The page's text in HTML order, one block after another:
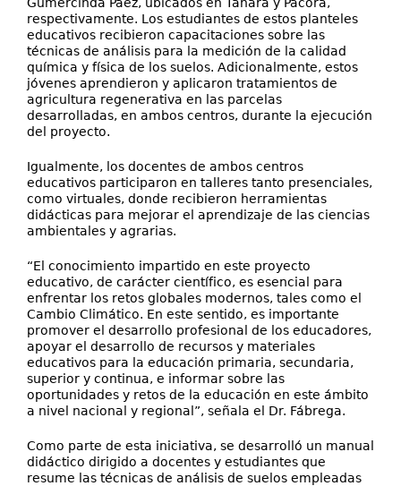
respectivamente. Los estudiantes de estos planteles
educativos recibieron capacitaciones sobre las
técnicas de análisis para la medición de la calidad
química y física de los suelos. Adicionalmente, estos
jóvenes aprendieron y aplicaron tratamientos de
agricultura regenerativa en las parcelas
desarrolladas, en ambos centros, durante la ejecución
del proyecto.
Igualmente, los docentes de ambos centros
educativos participaron en talleres tanto presenciales,
como virtuales, donde recibieron herramientas
didácticas para mejorar el aprendizaje de las ciencias
ambientales y agrarias.
“El conocimiento impartido en este proyecto
educativo, de carácter científico, es esencial para
enfrentar los retos globales modernos, tales como el
Cambio Climático. En este sentido, es importante
promover el desarrollo profesional de los educadores,
apoyar el desarrollo de recursos y materiales
educativos para la educación primaria, secundaria,
superior y continua, e informar sobre las
oportunidades y retos de la educación en este ámbito
a nivel nacional y regional”, señala el Dr. Fábrega.
Como parte de esta iniciativa, se desarrolló un manual
didáctico dirigido a docentes y estudiantes que
resume las técnicas de análisis de suelos empleadas